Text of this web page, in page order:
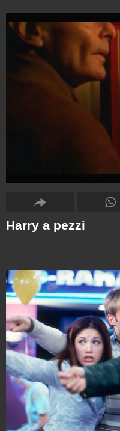
Harry a pezzi